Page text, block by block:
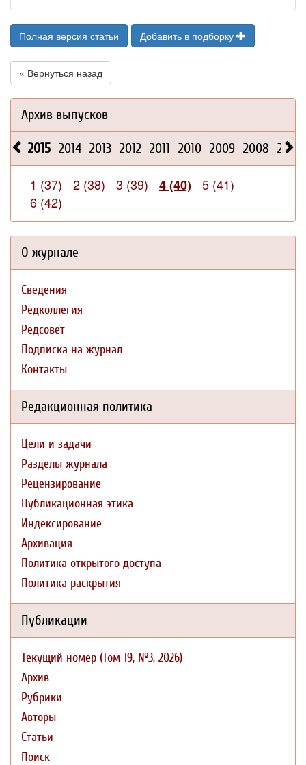
Полная версия статьи Добавить в подборку
« Вернуться назад
Архив выпусков
2015 2014 2013 2012 2011 2010 2009 2008 2026
1 (37) 2 (38) 3 (39) 4 (40)
5 (41)
6 (42)
О журнале
Сведения
Редколлегия
Редсовет
Подписка на журнал
Контакты
Редакционная политика
Цели и задачи
Разделы журнала
Рецензирование
Публикационная этика
Индексирование
Архивация
Политика открытого доступа
Политика раскрытия
Публикации
Текущий номер (Том 19, №3, 2026)
Архив
Рубрики
Авторы
Статьи
Поиск